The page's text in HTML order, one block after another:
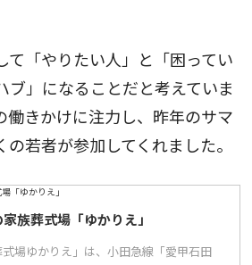
「やりたい人」と「困ってい
ブ」になることだと考えていま
働きかけに注力し、昨年のサマ
若者が参加してくれました。
族葬式場「ゆかりえ」
場ゆかりえ」は、小田急線「愛甲石田